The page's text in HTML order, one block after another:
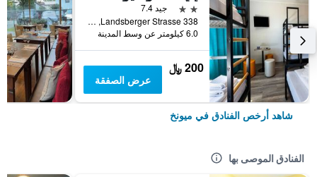
2 نجمتين
جيد 7.4
Landsberger Strasse 338, ميونخ, بافاريا, ألمانيا
6.0 كيلومتر عن وسط المدينة
200 ﷼
عرض الصفقة
شاهد أرخص الفنادق في ميونخ
الفنادق الموصى بها